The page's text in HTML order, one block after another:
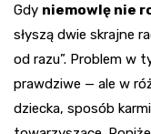
Gdy niemowlę nie
słyszą dwie skrajne
od razu”. Problem w
prawdziwe — ale w
dziecka, sposób